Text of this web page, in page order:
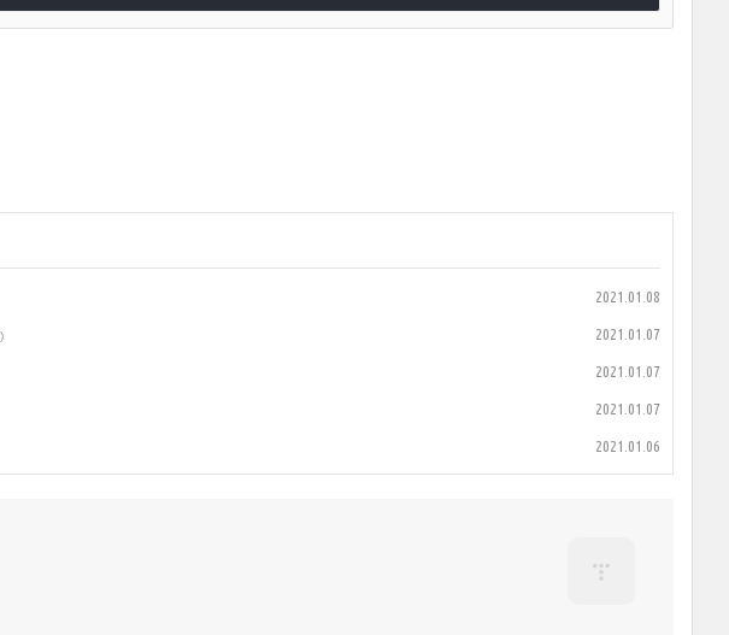
2021.01.08
2021.01.07
2021.01.07
2021.01.07
2021.01.06